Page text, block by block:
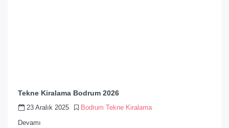
Tekne Kiralama Bodrum 2026
23 Aralık 2025
Bodrum Tekne Kiralama
Devamı